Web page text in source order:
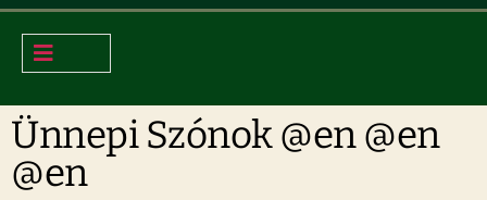
Ünnepi Szónok @en @en
@en